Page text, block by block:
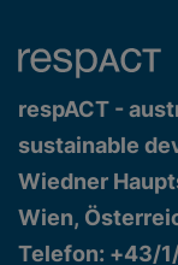
respACT -
sustainable
Wiedner
Wien,
Telefon: +43/